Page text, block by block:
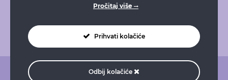
Pročitaj više
Prihvati kolačiće
Odbij kolačiće